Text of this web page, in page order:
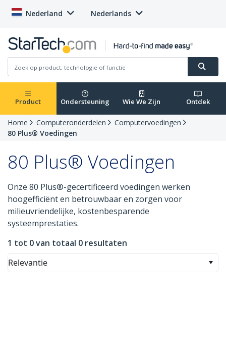
Nederland Nederlands
Product Ondersteuning Wie We Zijn Ontdek
Home Computeronderdelen
Computervoedingen
80 Plus® Voedingen
80 Plus® Voedingen
Onze 80 Plus®-gecertificeerd voedingen werken
hoogefficiënt en betrouwbaar en zorgen voor
milieuvriendelijke, kostenbesparende
systeemprestaties.
1 tot 0 van totaal 0 resultaten
Relevantie